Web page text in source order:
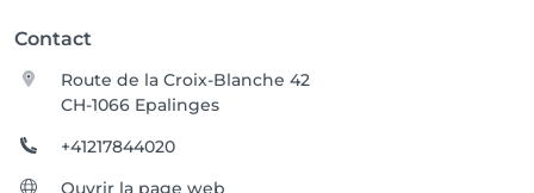
Contact
Route de la Croix-Blanche 42
CH-1066 Epalinges
+41217844020
Ouvrir la page web